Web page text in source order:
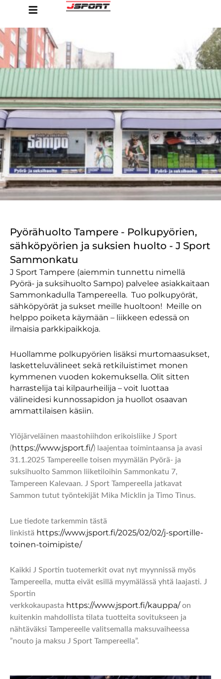
Pyörähuolto Tampere - Polkupyörien,
sähköpyörien ja suksien huolto - J Sport
Sammonkatu
J Sport Tampere (aiemmin tunnettu nimellä
Pyörä- ja suksihuolto Sampo) palvelee asiakkaitaan
Sammonkadulla Tampereella. Tuo polkupyörät,
sähköpyörät ja sukset meille huoltoon! Meille on
helppo poiketa käymään – liikkeen edessä on
ilmaisia parkkipaikkoja.
Huollamme polkupyörien lisäksi murtomaasukset,
lasketteluvälineet sekä retkiluistimet monen
kymmenen vuoden kokemuksella. Olit sitten
harrastelija tai kilpaurheilija – voit luottaa
välineidesi kunnossapidon ja huollot osaavan
ammattilaisen käsiin.
Ylöjärveläinen maastohiihdon erikoisliike J Sport
(https://www.jsport.fi/) laajentaa toimintaansa ja avasi
31.1.2025 Tampereelle toisen myymälän Pyörä- ja
suksihuolto Sammon liiketiloihin Sammonkatu 7,
Tampereen Kalevaan. J Sport Tampereella jatkavat
Sammon tutut työntekijät Mika Micklin ja Timo Tinus.
Lue tiedote tarkemmin tästä
linkistä https://www.jsport.fi/2025/02/02/j-sportille-
toinen-toimipiste/
Kaikki J Sportin tuotemerkit ovat nyt myynnissä myös
Tampereella, mutta eivät esillä myymälässä yhtä laajasti. J
Sportin
verkkokaupasta https://www.jsport.fi/kauppa/ on
kuitenkin mahdollista tilata tuotteita sovitukseen ja
nähtäväksi Tampereelle valitsemalla maksuvaiheessa
”nouto ja maksu J Sport Tampereella”.